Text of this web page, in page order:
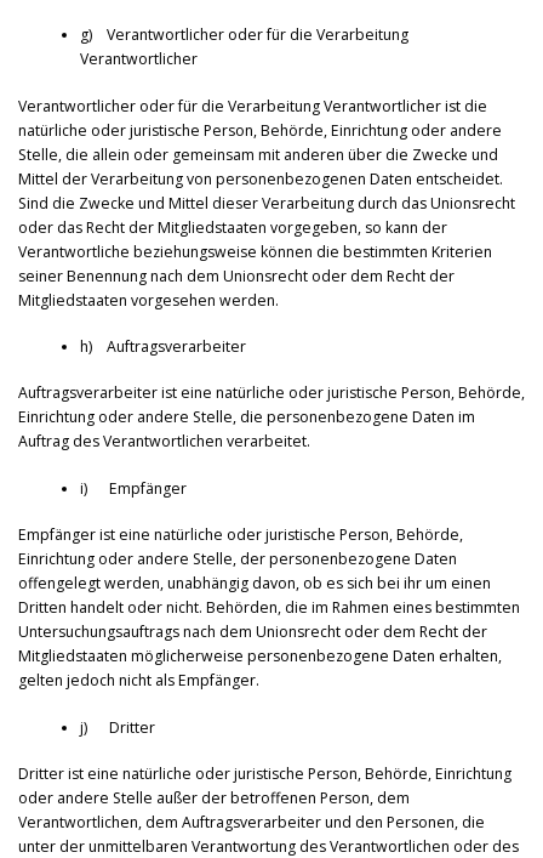
g) Verantwortlicher oder für die Verarbeitung
Verantwortlicher
Verantwortlicher oder für die Verarbeitung Verantwortlicher ist die
natürliche oder juristische Person, Behörde, Einrichtung oder andere
Stelle, die allein oder gemeinsam mit anderen über die Zwecke und
Mittel der Verarbeitung von personenbezogenen Daten entscheidet.
Sind die Zwecke und Mittel dieser Verarbeitung durch das Unionsrecht
oder das Recht der Mitgliedstaaten vorgegeben, so kann der
Verantwortliche beziehungsweise können die bestimmten Kriterien
seiner Benennung nach dem Unionsrecht oder dem Recht der
Mitgliedstaaten vorgesehen werden.
h) Auftragsverarbeiter
Auftragsverarbeiter ist eine natürliche oder juristische Person, Behörde,
Einrichtung oder andere Stelle, die personenbezogene Daten im
Auftrag des Verantwortlichen verarbeitet.
i) Empfänger
Empfänger ist eine natürliche oder juristische Person, Behörde,
Einrichtung oder andere Stelle, der personenbezogene Daten
offengelegt werden, unabhängig davon, ob es sich bei ihr um einen
Dritten handelt oder nicht. Behörden, die im Rahmen eines bestimmten
Untersuchungsauftrags nach dem Unionsrecht oder dem Recht der
Mitgliedstaaten möglicherweise personenbezogene Daten erhalten,
gelten jedoch nicht als Empfänger.
j) Dritter
Dritter ist eine natürliche oder juristische Person, Behörde, Einrichtung
oder andere Stelle außer der betroffenen Person, dem
Verantwortlichen, dem Auftragsverarbeiter und den Personen, die
unter der unmittelbaren Verantwortung des Verantwortlichen oder des